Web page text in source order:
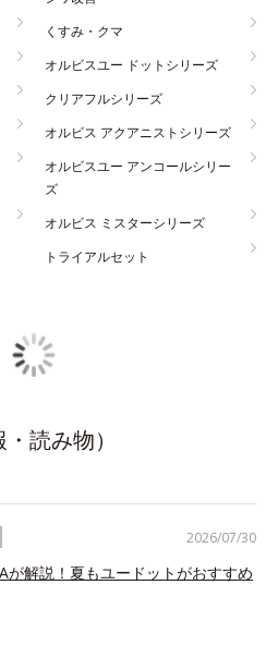
くすみ・クマ
オルビスユー ドットシリーズ
クリアフルシリーズ
オルビス アクアニストシリーズ
オルビスユー アンコールシリー
ズ
オルビス ミスターシリーズ
トライアルセット
読み物）
が解説！夏もユードットがおすすめ
2026/07/30